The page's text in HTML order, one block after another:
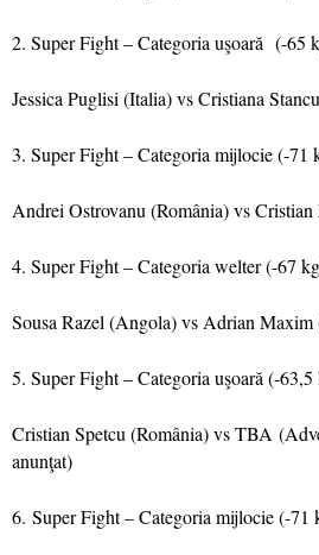
2. Super Fight – Categoria uşoară (-65
Jessica Puglisi (Italia) vs Cristiana
3. Super Fight – Categoria mijlocie (-71
Andrei Ostrovanu (România) vs
4. Super Fight – Categoria welter (-67
Sousa Razel (Angola) vs Adrian Maxim
5. Super Fight – Categoria uşoară (-
Cristian Spetcu (România) vs TBA
anunţat)
6. Super Fight – Categoria mijlocie (-71